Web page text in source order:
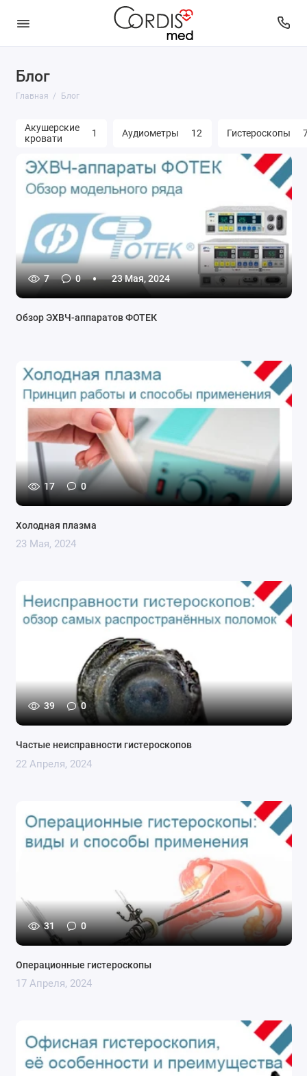
Блог
Главная Блог
Акушерские
кровати
1 Аудиометры 12 Гистероскопы
7 0 23 Мая, 2024
Обзор ЭХВЧ-аппаратов ФОТЕК
17 0
Холодная плазма
23 Мая, 2024
39 0
Частые неисправности гистероскопов
22 Апреля, 2024
31 0
Операционные гистероскопы
17 Апреля, 2024